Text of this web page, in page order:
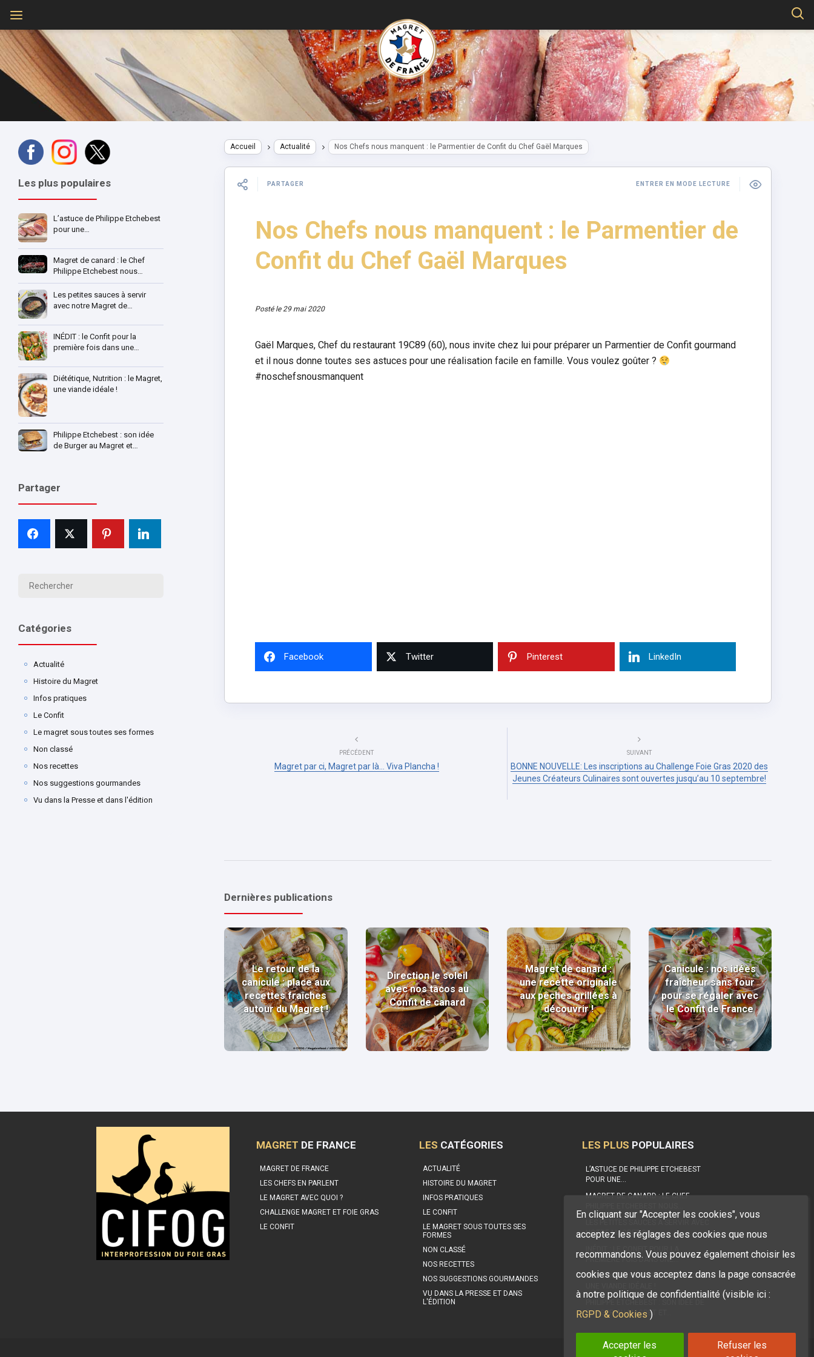
Les plus populaires
L’astuce de Philippe Etchebest
pour une…
Magret de canard : le Chef
Philippe Etchebest nous…
Les petites sauces à servir
avec notre Magret de…
INÉDIT : le Confit pour la
première fois dans une…
Diététique, Nutrition : le Magret,
une viande idéale !
Philippe Etchebest : son idée
de Burger au Magret et…
Partager
Catégories
Actualité
Histoire du Magret
Infos pratiques
Le Confit
Le magret sous toutes ses formes
Non classé
Nos recettes
Nos suggestions gourmandes
Vu dans la Presse et dans l'édition
Accueil Actualité Nos Chefs nous manquent : le Parmentier de Confit du Chef Gaël Marques
PARTAGER ENTRER EN MODE LECTURE
Nos Chefs nous manquent : le Parmentier de
Confit du Chef Gaël Marques
Posté le29 mai 2020
Gaël Marques, Chef du restaurant 19C89 (60), nous invite chez lui pour préparer un Parmentier de Confit gourmand
et il nous donne toutes ses astuces pour une réalisation facile en famille. Vous voulez goûter ?
#noschefsnousmanquent
Facebook Twitter Pinterest LinkedIn
PRÉCÉDENT
Magret par ci, Magret par là… Viva Plancha !
SUIVANT
BONNE NOUVELLE: Les inscriptions au Challenge Foie Gras 2020 des
Jeunes Créateurs Culinaires sont ouvertes jusqu’au 10 septembre!
Dernières publications
Le retour de la
canicule : place aux
recettes fraîches
autour du Magret !
Direction le soleil
avec nos tacos au
Confit de canard
Magret de canard :
une recette originale
aux pêches grillées à
découvrir !
Canicule : nos idées
fraîcheur sans four
pour se régaler avec
le Confit de France
MAGRET DE FRANCE
MAGRET DE FRANCE
LES CHEFS EN PARLENT
LE MAGRET AVEC QUOI ?
CHALLENGE MAGRET ET FOIE GRAS
LE CONFIT
LES CATÉGORIES
ACTUALITÉ
HISTOIRE DU MAGRET
INFOS PRATIQUES
LE CONFIT
LE MAGRET SOUS TOUTES SES
FORMES
NON CLASSÉ
NOS RECETTES
NOS SUGGESTIONS GOURMANDES
VU DANS LA PRESSE ET DANS
L'ÉDITION
LES PLUS POPULAIRES
L’ASTUCE DE PHILIPPE ETCHEBEST
POUR UNE…
MAGRET DE CANARD : LE CHEF
NOTRE MAGRET DE…
INÉDIT : LE CONFIT POUR LA
PREMIÈRE FOIS DANS UNE…
DIÉTÉTIQUE, NUTRITION : LE MAGRET,
BURGER AU MAGRET ET…
En cliquant sur "Accepter les cookies", vous
acceptez les réglages des cookies que nous
recommandons. Vous pouvez également choisir les
cookies que vous acceptez dans la page consacrée
à notre politique de confidentialité (visible ici :
RGPD & Cookies )
Accepter les
Refuser les